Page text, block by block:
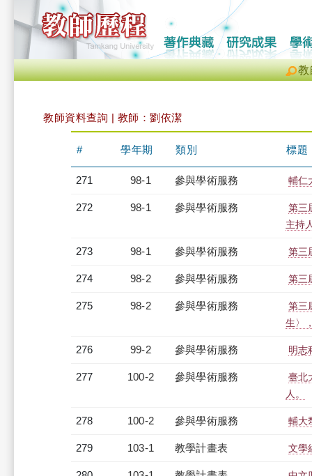
教
教師資料查詢 | 教師：劉依潔
# 學年期 類別 標題
271 98-1 參與學術服務 輔仁
272 98-1 參與學術服務
第三
主持
273 98-1 參與學術服務 第三
274 98-2 參與學術服務 第三
275 98-2 參與學術服務
第三
生〉
276 99-2 參與學術服務 明志
277 100-2 參與學術服務
臺北
人。
278 100-2 參與學術服務 輔大
279 103-1 教學計畫表 文學